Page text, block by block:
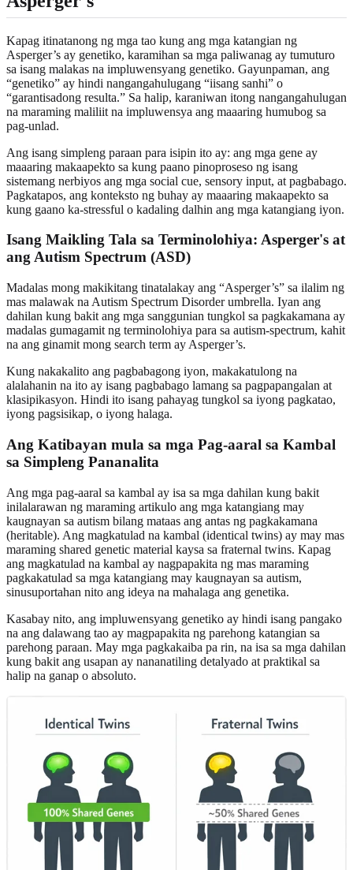
Kapag itinatanong ng mga tao kung ang mga katangian ng
Asperger’s ay genetiko, karamihan sa mga paliwanag ay tumuturo
sa isang malakas na impluwensyang genetiko. Gayunpaman, ang
“genetiko” ay hindi nangangahulugang “iisang sanhi” o
“garantisadong resulta.” Sa halip, karaniwan itong nangangahulugan
na maraming maliliit na impluwensya ang maaaring humubog sa
pag-unlad.
Ang isang simpleng paraan para isipin ito ay: ang mga gene ay
maaaring makaapekto sa kung paano pinoproseso ng isang
sistemang nerbiyos ang mga social cue, sensory input, at pagbabago.
Pagkatapos, ang konteksto ng buhay ay maaaring makaapekto sa
kung gaano ka-stressful o kadaling dalhin ang mga katangiang iyon.
Isang Maikling Tala sa Terminolohiya: Asperger's at
ang Autism Spectrum (ASD)
Madalas mong makikitang tinatalakay ang “Asperger’s” sa ilalim ng
mas malawak na Autism Spectrum Disorder umbrella. Iyan ang
dahilan kung bakit ang mga sanggunian tungkol sa pagkakamana ay
madalas gumagamit ng terminolohiya para sa autism-spectrum, kahit
na ang ginamit mong search term ay Asperger’s.
Kung nakakalito ang pagbabagong iyon, makakatulong na
alalahanin na ito ay isang pagbabago lamang sa pagpapangalan at
klasipikasyon. Hindi ito isang pahayag tungkol sa iyong pagkatao,
iyong pagsisikap, o iyong halaga.
Ang Katibayan mula sa mga Pag-aaral sa Kambal
sa Simpleng Pananalita
Ang mga pag-aaral sa kambal ay isa sa mga dahilan kung bakit
inilalarawan ng maraming artikulo ang mga katangiang may
kaugnayan sa autism bilang mataas ang antas ng pagkakamana
(heritable). Ang magkatulad na kambal (identical twins) ay may mas
maraming shared genetic material kaysa sa fraternal twins. Kapag
ang magkatulad na kambal ay nagpapakita ng mas maraming
pagkakatulad sa mga katangiang may kaugnayan sa autism,
sinusuportahan nito ang ideya na mahalaga ang genetika.
Kasabay nito, ang impluwensyang genetiko ay hindi isang pangako
na ang dalawang tao ay magpapakita ng parehong katangian sa
parehong paraan. May mga pagkakaiba pa rin, na isa sa mga dahilan
kung bakit ang usapan ay nananatiling detalyado at praktikal sa
halip na ganap o absoluto.